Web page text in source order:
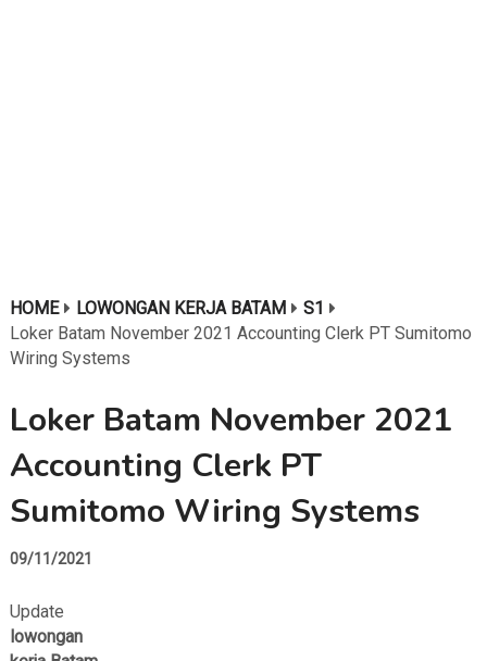
HOME LOWONGAN KERJA BATAM
S1
Loker Batam November 2021 Accounting Clerk PT Sumitomo
Wiring Systems
Loker Batam November 2021
Accounting Clerk PT
Sumitomo Wiring Systems
09/11/2021
Update
lowongan